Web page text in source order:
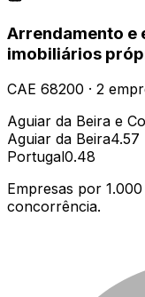
Arrendamento e
imobiliários
CAE 68200 · 2
Aguiar da Beira e
Aguiar da Beira4.57
Portugal0.48
Empresas por
concorrência.